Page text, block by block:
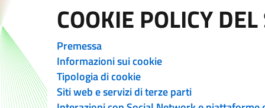
COOKIE POLICY
Premessa
Informazioni sui cookie
Tipologia di cookie
Siti web e servizi di terze parti